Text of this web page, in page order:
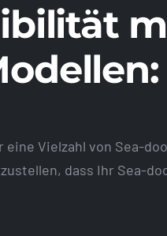
Vielzahl von Sea-
dass Ihr Sea-